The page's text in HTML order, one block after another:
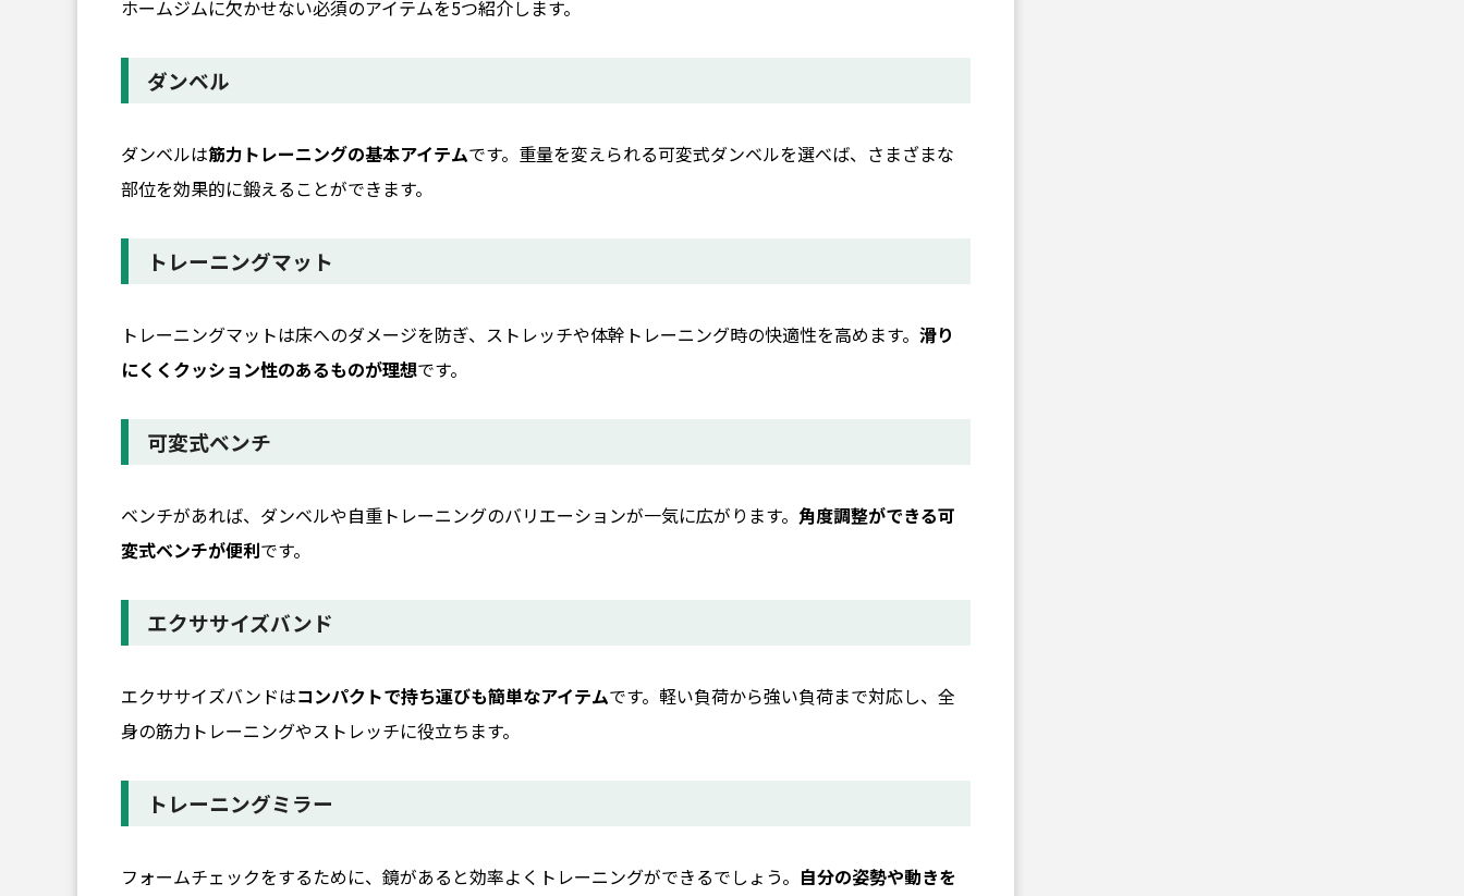
ホームジムに欠かせない必須のアイテムを5つ紹介します。
ダンベル
ダンベルは筋力トレーニングの基本アイテムです。重量を変えられる可変式ダンベルを選べば、さまざまな
部位を効果的に鍛えることができます。
トレーニングマット
トレーニングマットは床へのダメージを防ぎ、ストレッチや体幹トレーニング時の快適性を高めます。 滑り
にくくクッション性のあるものが理想です。
可変式ベンチ
ベンチがあれば、ダンベルや自重トレーニングのバリエーションが一気に広がります。 角度調整ができる可
変式ベンチが便利です。
エクササイズバンド
エクササイズバンドはコンパクトで持ち運びも簡単なアイテムです。軽い負荷から強い負荷まで対応し、全
身の筋力トレーニングやストレッチに役立ちます。
トレーニングミラー
フォームチェックをするために、鏡があると効率よくトレーニングができるでしょう。 自分の姿勢や動きを